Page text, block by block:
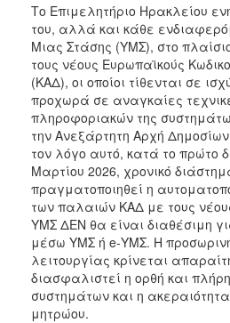
Το Επιμελητήριο Ηρακλείου
του, αλλά και κάθε
Μιας Στάσης (ΥΜΣ), στο
τους νέους Ευρωπαϊκούς
(ΚΑΔ), οι οποίοι τίθενται σε
προχωρά σε αναγκαίες
πληροφοριακών της
την Ανεξάρτητη Αρχή
τον λόγο αυτό, κατά το πρώτο
Μαρτίου 2026, χρονικό
πραγματοποιηθεί η
των παλαιών ΚΑΔ με τους
ΥΜΣ ΔΕΝ θα είναι διαθέσιμη
μέσω ΥΜΣ ή e-ΥΜΣ. Η
λειτουργίας κρίνεται
διασφαλιστεί η ορθή και
συστημάτων και η
μητρώου.